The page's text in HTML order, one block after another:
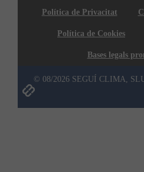
Política de Privacitat
Política de Cookies
Bases legals
© 08/2026 SEGUÍ CLIMA, SLU